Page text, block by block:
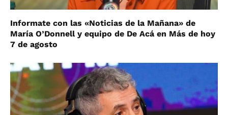
Informate con las «Noticias de la Mañana» de
María O’Donnell y equipo de De Acá en Más de hoy
7 de agosto